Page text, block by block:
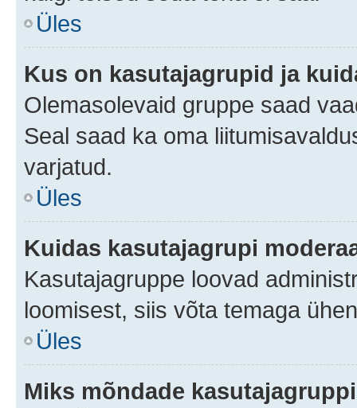
Üles
Kus on kasutajagrupid ja
Olemasolevaid gruppe saad
Seal saad ka oma
varjatud.
Üles
Kuidas kasutajagrupi
Kasutajagruppe loovad
loomisest, siis võta temaga
Üles
Miks mõndade